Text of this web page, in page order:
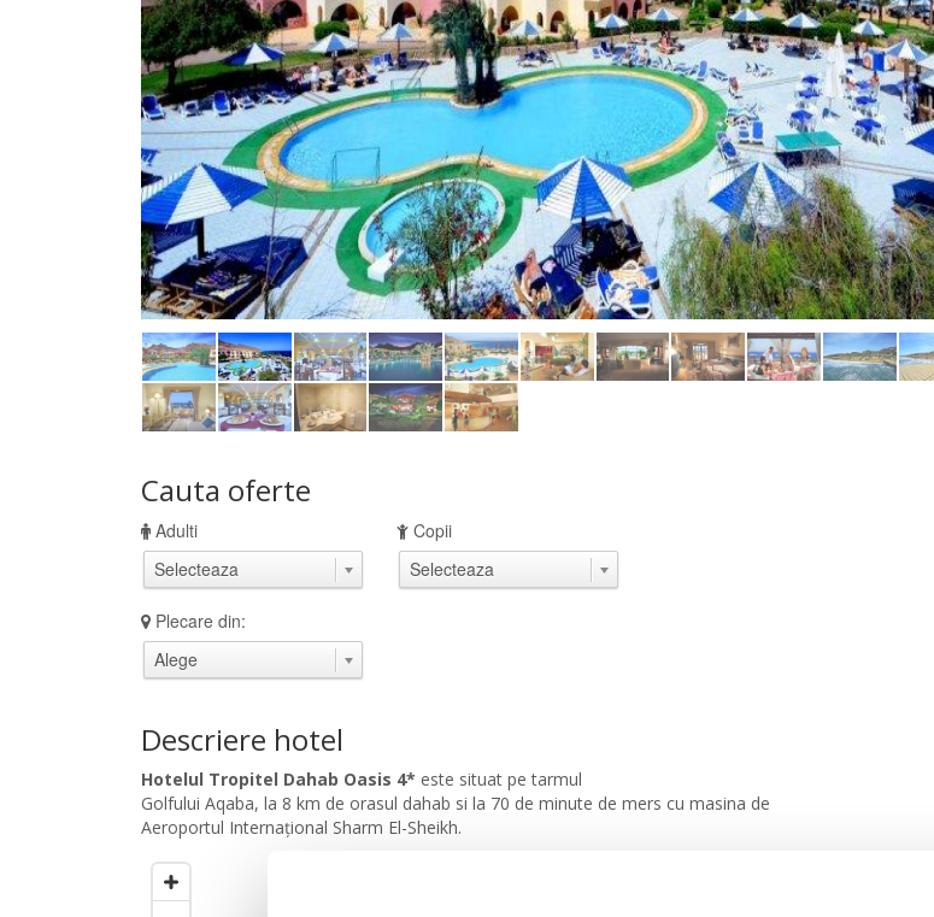
Cauta oferte
Adulti Copii
Plecare din:
Descriere hotel
Hotelul Tropitel Dahab Oasis 4* este situat pe tarmul
Golfului Aqaba, la 8 km de orasul dahab si la 70 de minute de mers cu masina de
Aeroportul Internațional Sharm El-Sheikh.